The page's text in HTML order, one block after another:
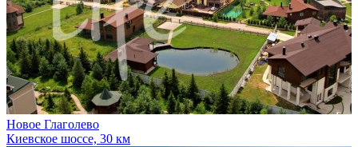
Новое Глаголево
Киевское шоссе, 30 км